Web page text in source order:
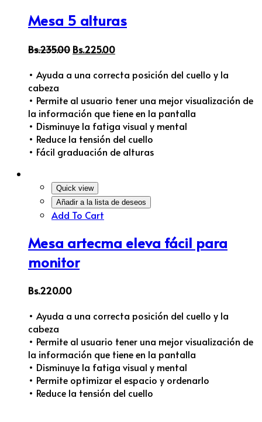
Mesa 5 alturas
Bs.235.00 Bs.225.00
• Ayuda a una correcta posición del cuello y la
cabeza
• Permite al usuario tener una mejor visualización de
la información que tiene en la pantalla
• Disminuye la fatiga visual y mental
• Reduce la tensión del cuello
• Fácil graduación de alturas
Quick view
Añadir a la lista de deseos
Add To Cart
Mesa artecma eleva fácil para
monitor
Bs.220.00
• Ayuda a una correcta posición del cuello y la
cabeza
• Permite al usuario tener una mejor visualización de
la información que tiene en la pantalla
• Disminuye la fatiga visual y mental
• Permite optimizar el espacio y ordenarlo
• Reduce la tensión del cuello